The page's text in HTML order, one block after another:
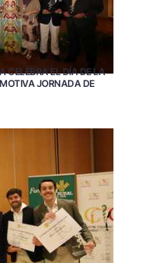
CELEBRA EL DÍA DE LA
JORNADA DE